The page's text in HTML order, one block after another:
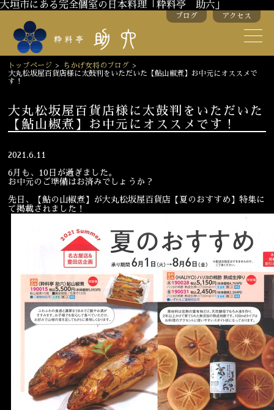
大垣市にある完全個室の日本料理「粋料亭 助六」
ブログ アクセス
トップページ > ちかげ女将のブログ >
大丸松坂屋百貨店様に太鼓判をいただいた【鮎山椒煮】お中元にオススメで
す！
大丸松坂屋百貨店様に太鼓判をいただいた
【鮎山椒煮】お中元にオススメです！
2021.6.11
6月も、10日が過ぎました。
お中元のご準備はお済みでしょうか？
先日、【鮎の山椒煮】が大丸松坂屋百貨店【夏のおすすめ】特集に
て掲載されました！
スタッフ紹介
季節のお料理 お弁当
結婚式・披露宴
慶事 お顔合わせ
宴会 ウェディング